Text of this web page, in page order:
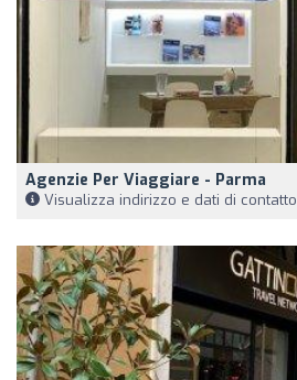
Agenzie Per Viaggiare - Parma
Visualizza indirizzo e dati di contatto